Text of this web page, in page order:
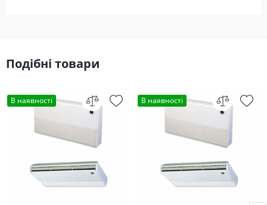
Подібні товари
В наявності В наявності